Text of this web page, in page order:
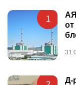
1
от
Д-